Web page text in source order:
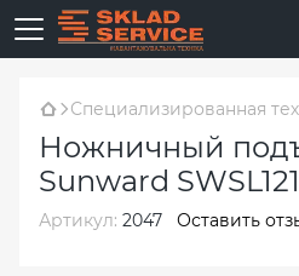
Специализированная
Ножничный
Sunward
Артикул: 2047 Оставить